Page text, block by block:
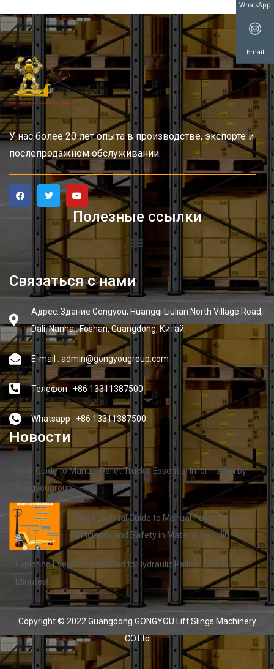
У нас более 20 лет опыта в производстве, экспорте и
послепродажном обслуживании.
Полезные ссылки
Связаться с нами
Адрес: Здание Gongyou, Huangqi Liulian North Village Road,
Dali, Nanhai, Foshan, Guangdong, Китай.
E-mail : admin@gongyougroup.com
Телефон : +86 13311387500
Whatsapp : +86 13311387500
Новости
Your Guide to Manual Pallet Trucks: Essential Information by
Gongyougroup
The Essential Guide to Manual Pallet Trucks:
Efficiency and Safety in Material Handlin
Exploring Everything Related to Hydraulic Pallet Truck in 7
Minutes!
Copyright © 2022 Guangdong GONGYOU Lift Slings Machinery
CO.Ltd
Email